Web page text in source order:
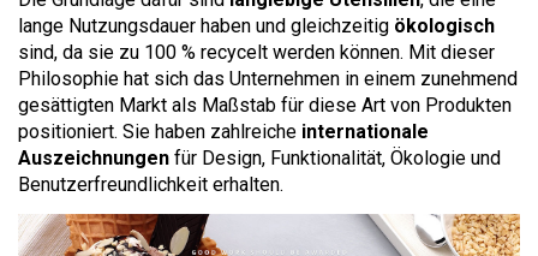
lange Nutzungsdauer haben und gleichzeitig ökologisch
sind, da sie zu 100 % recycelt werden können. Mit dieser
Philosophie hat sich das Unternehmen in einem zunehmend
gesättigten Markt als Maßstab für diese Art von Produkten
positioniert. Sie haben zahlreiche internationale
Auszeichnungen für Design, Funktionalität, Ökologie und
Benutzerfreundlichkeit erhalten.